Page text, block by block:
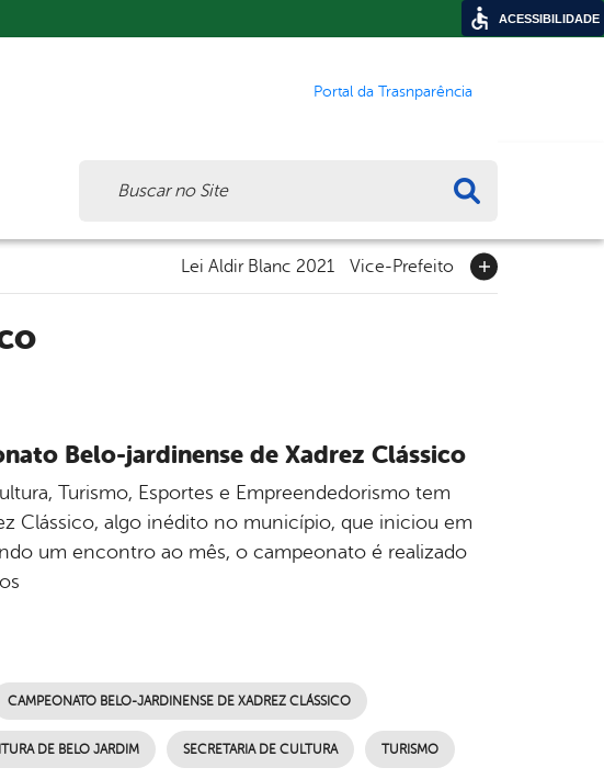
Portal da Trasnparência
Lei Aldir Blanc 2021 Vice-Prefeito
Belo-jardinense de Xadrez Clássico
Turismo, Esportes e Empreendedorismo tem
Clássico, algo inédito no município, que iniciou em
um encontro ao mês, o campeonato é realizado
CAMPEONATO BELO-JARDINENSE DE XADREZ CLÁSSICO
DE BELO JARDIM SECRETARIA DE CULTURA TURISMO
ACESSIBILIDADE